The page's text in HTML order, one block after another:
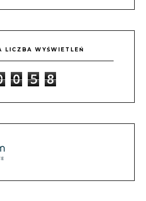
LICZBA WYŚWIETLEŃ
0 5 8